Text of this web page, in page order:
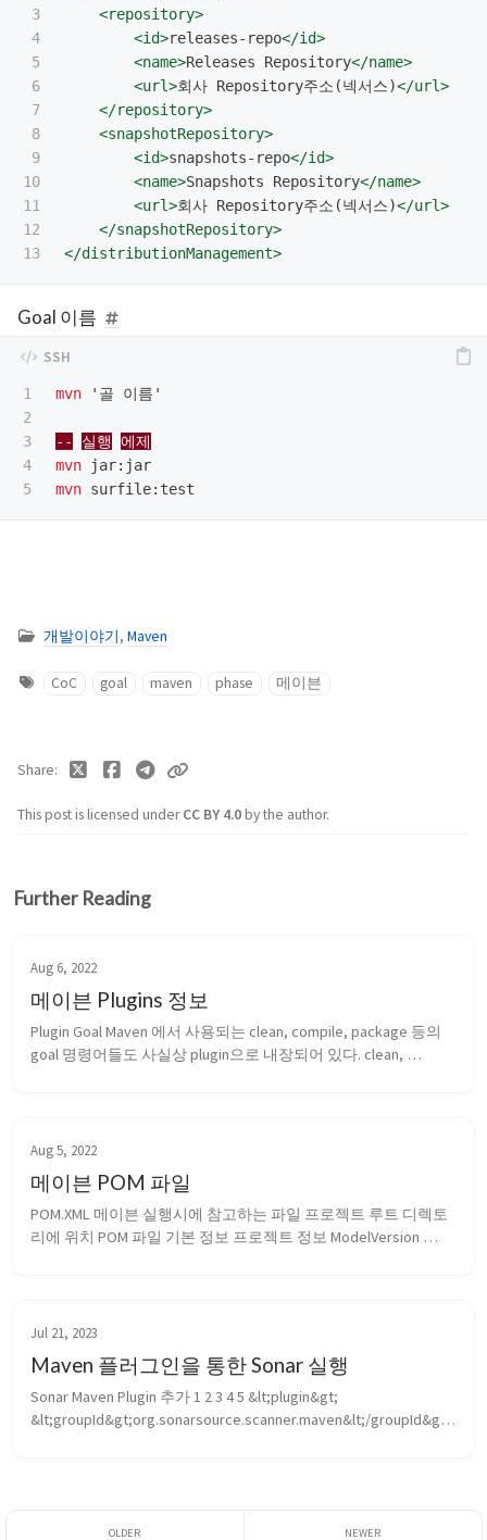
3
4
5
6
7
8
9
10
11
12
<repository>
<id>releases-repo</id>
<name>Releases Repository</name>
<url>회사 Repository주소(넥서스)</url>
</repository>
<snapshotRepository>
<id>snapshots-repo</id>
<name>Snapshots Repository</name>
<url>회사 Repository주소(넥서스)</url>
</snapshotRepository>
</distributionManagement>
Goal 이름
1
2
3
4
mvn '골 이름'
-- 실행
에제
mvn
mvn
개발이야기, Maven
CoC goal maven phase 메이븐
This post is licensed underCC BY 4.0by the author.
Share
Further Reading
Aug 6, 2022
메이븐 Plugins 정보
Plugin Goal Maven 에서 사용되는 clean, compile, package 등의
goal 명령어들도 사실상 plugin으로 내장되어 있다. clean,
Aug 5, 2022
메이븐 POM 파일
POM.XML 메이븐 실행시에 참고하는 파일 프로젝트 루트 디렉토
리에 위치 POM 파일 기본 정보 프로젝트 정보 ModelVersion
Jul 21, 2023
Maven 플러그인을 통한 Sonar 실행
Sonar Maven Plugin 추가 1 2 3 4 5 &lt;plugin&gt;
&lt;groupId&gt;org.sonarsource.scanner.maven&lt;/groupId&gt;